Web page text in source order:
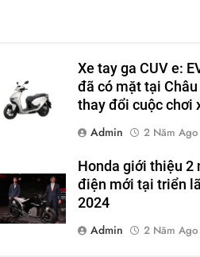
Xe tay ga CUV e:
đã có mặt tại
thay đổi cuộc chơi
Admin
2 Năm Ago
Honda giới thiệu 2
điện mới tại triển
2024
Admin
2 Năm Ago